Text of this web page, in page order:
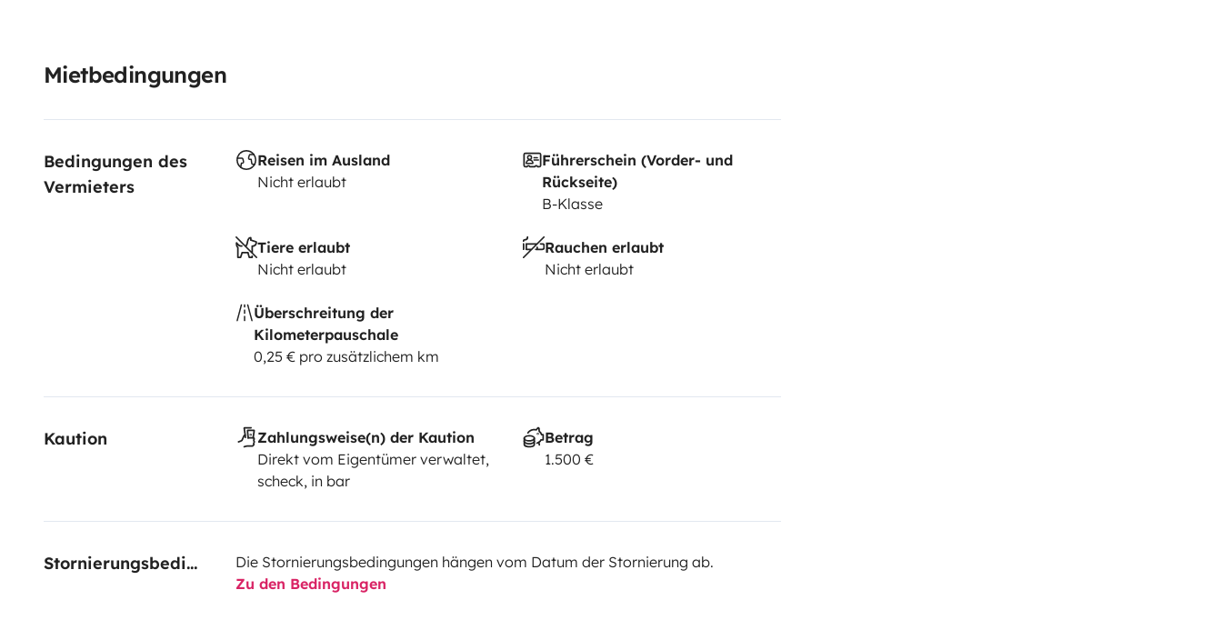
Mietbedingungen
Bedingungen des
Vermieters
Reisen im Ausland
Nicht erlaubt
Führerschein (Vorder- und
Rückseite)
B-Klasse
Tiere erlaubt
Nicht erlaubt
Rauchen erlaubt
Nicht erlaubt
Überschreitung der
Kilometerpauschale
0,25 € pro zusätzlichem km
Kaution
Zahlungsweise(n) der Kaution
Direkt vom Eigentümer verwaltet,
scheck, in bar
Betrag
1.500 €
Stornierungsbedingungen
Die Stornierungsbedingungen hängen vom Datum der Stornierung ab.
Zu den Bedingungen